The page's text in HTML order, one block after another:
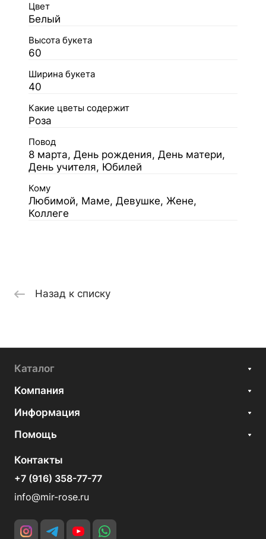
Цвет
Белый
Высота букета
60
Ширина букета
40
Какие цветы содержит
Роза
Повод
8 марта, День рождения, День матери,
День учителя, Юбилей
Кому
Любимой, Маме, Девушке, Жене,
Коллеге
Назад к списку
Каталог
Компания
Информация
Помощь
Контакты
+7 (916) 358-77-77
info@mir-rose.ru